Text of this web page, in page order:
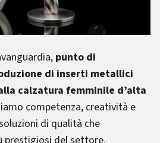
punto di
di inserti metallici
calzatura femminile d’alta
competenza, creatività e
di qualità che